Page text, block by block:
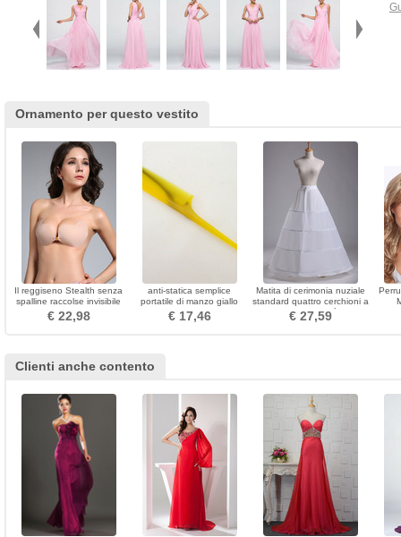
Ornamento per questo vestito
Il reggiseno Stealth senza
spalline raccolse invisibile
traspirante del silicone anti
vuoto
€ 22,98
anti-statica semplice
portatile di manzo giallo
tendine piccolo specchio &
pettine
€ 17,46
Matita di cerimonia nuziale
standard quattro cerchioni a
forma di taffettà in
poliestere regolabile
€ 27,59
Clienti anche contento